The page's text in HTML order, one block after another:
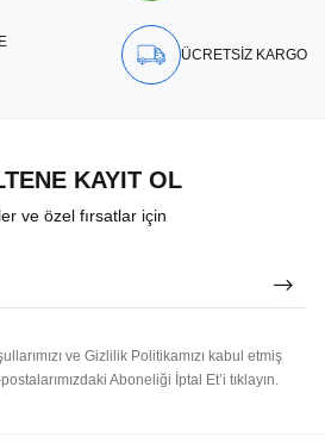
ÜCRETSİZ KARGO
KAYIT OL
ve özel fırsatlar için
ve Gizlilik Politikamızı kabul etmiş
Aboneliği İptal Et’i tıklayın.